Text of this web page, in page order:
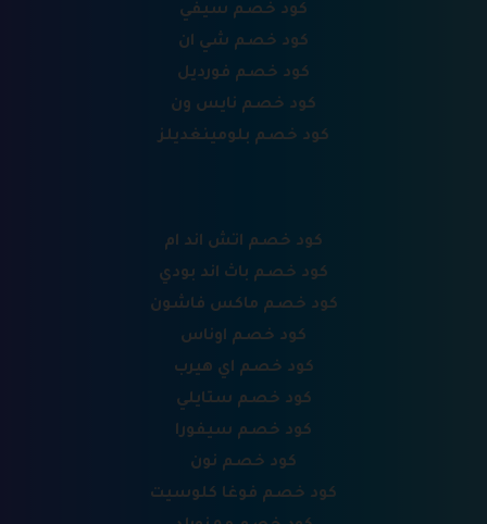
كود خصم سيفي
كود خصم شي ان
كود خصم فورديل
كود خصم نايس ون
كود خصم بلومينغديلز
كود خصم اتش اند ام
كود خصم باث اند بودي
كود خصم ماكس فاشون
كود خصم اوناس
كود خصم اي هيرب
كود خصم ستايلي
كود خصم سيفورا
كود خصم نون
كود خصم فوغا كلوسيت